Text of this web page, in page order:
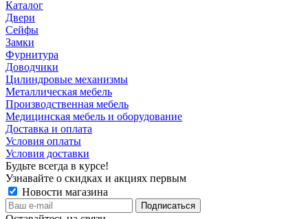
Каталог
Двери
Сейфы
Замки
Фурнитура
Доводчики
Цилиндровые механизмы
Металлическая мебель
Производственная мебель
Медицинская мебель и оборудование
Доставка и оплата
Условия оплаты
Условия доставки
Будьте всегда в курсе!
Узнавайте о скидках и акциях первым
Новости магазина